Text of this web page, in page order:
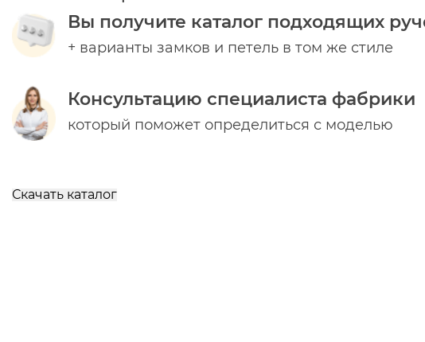
Вы получите каталог подходящих
+ варианты замков и петель в том же стиле
Консультацию специалиста фабрики
который поможет определиться с моделью
Скачать каталог